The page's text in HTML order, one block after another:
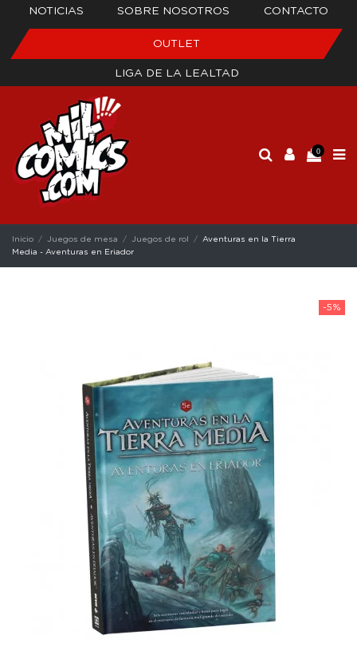
NOTICIAS SOBRE NOSOTROS CONTACTO
OUTLET
LIGA DE LA LEALTAD
0
Inicio Juegos de mesa Juegos de rol
Aventuras en la Tierra
Media - Aventuras en Eriador
-5%